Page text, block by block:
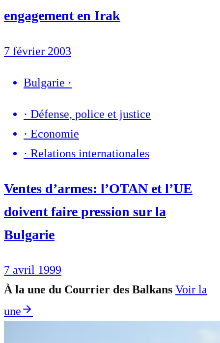
engagement en Irak
7 février 2003
Bulgarie ·
· Défense, police et justice
· Economie
· Relations internationales
Ventes d’armes: l’OTAN et l’UE
doivent faire pression sur la
Bulgarie
7 avril 1999
À la une du Courrier des Balkans Voir la
une